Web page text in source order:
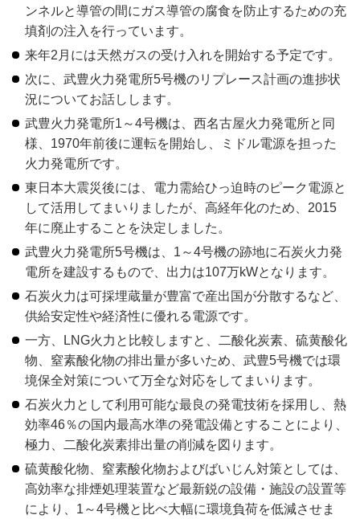
ンネルと導管の間にガス導管の腐食を防止するための充
填剤の注入を行っています。
来年2月には天然ガスの受け入れを開始する予定です。
次に、武豊火力発電所5号機のリプレース計画の進捗状
況についてお話しします。
武豊火力発電所1～4号機は、西名古屋火力発電所と同
様、1970年前後に運転を開始し、ミドル電源を担った
火力発電所です。
東日本大震災後には、電力需給ひっ迫時のピーク電源と
して活用してまいりましたが、高経年化のため、2015
年に廃止することを決定しました。
武豊火力発電所5号機は、1～4号機の跡地に石炭火力発
電所を建設するもので、出力は107万kWとなります。
石炭火力は可採埋蔵量が豊富で産出国が分散するなど、
供給安定性や経済性に優れる電源です。
一方、LNG火力と比較しますと、二酸化炭素、硫黄酸化
物、窒素酸化物の排出量が多いため、武豊5号機では環
境保全対策について万全な対応をしてまいります。
石炭火力として利用可能な最良の発電技術を採用し、熱
効率46％の国内最高水準の発電設備とすることにより、
極力、二酸化炭素排出量の削減を図ります。
硫黄酸化物、窒素酸化物およびばいじん対策としては、
高効率な排煙処理装置など最新鋭の設備・施設の設置等
により、1～4号機と比べ大幅に環境負荷を低減させま